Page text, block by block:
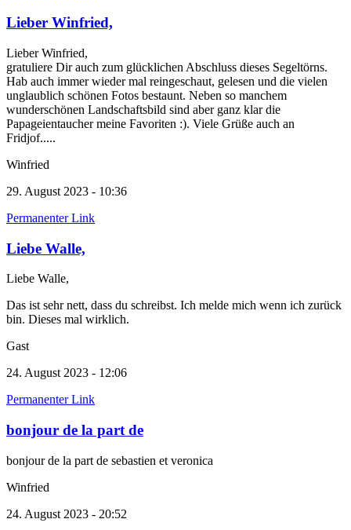
Lieber Winfried,
Lieber Winfried,
gratuliere Dir auch zum glücklichen Abschluss dieses Segeltörns.
Hab auch immer wieder mal reingeschaut, gelesen und die vielen
unglaublich schönen Fotos bestaunt. Neben so manchem
wunderschönen Landschaftsbild sind aber ganz klar die
Papageientaucher meine Favoriten :). Viele Grüße auch an
Fridjof.....
Winfried
29. August 2023 - 10:36
Permanenter Link
Liebe Walle,
Liebe Walle,
Das ist sehr nett, dass du schreibst. Ich melde mich wenn ich zurück
bin. Dieses mal wirklich.
Gast
24. August 2023 - 12:06
Permanenter Link
bonjour de la part de
bonjour de la part de sebastien et veronica
Winfried
24. August 2023 - 20:52